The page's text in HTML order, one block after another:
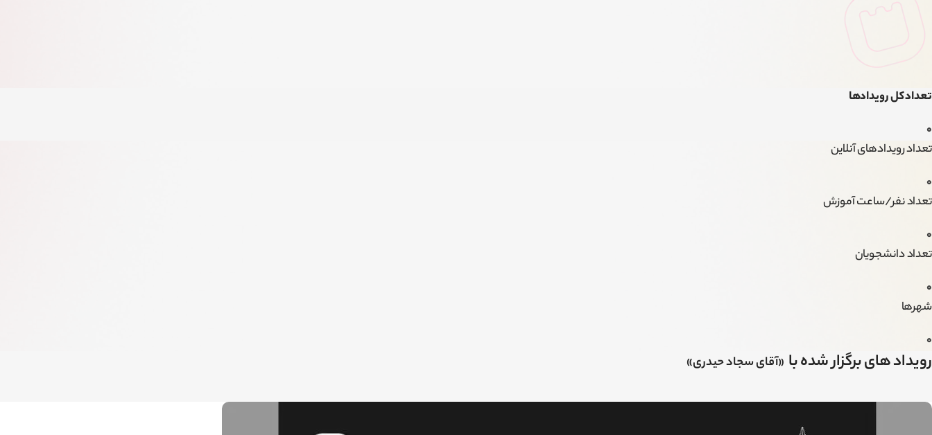
تعداد کل رویدادها
0
تعداد رویدادهای آنلاین
0
تعداد نفر/ساعت آموزش
0
تعداد دانشجویان
0
شهرها
0
رویداد های برگزار شده با «آقای سجاد حیدری»